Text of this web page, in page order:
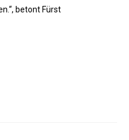
betont Fürst